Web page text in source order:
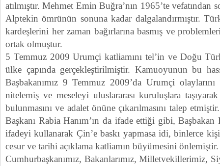
atılmıştır. Mehmet Emin Buğra’nın 1965’te vefatından
Alptekin ömrünün sonuna kadar dalgalandırmıştır.
kardeşlerini her zaman bağırlarına basmış ve
ortak olmuştur.
5 Temmuz 2009 Urumçi katliamını tel’in ve Doğu
ülke çapında gerçekleştirilmiştir. Kamuoyunun bu
Başbakanımız 9 Temmuz 2009’da Urumçi olaylarını
nitelemiş ve meseleyi uluslararası kuruluşlara
bulunmasını ve adalet önüne çıkarılmasını talep
Başkanı Rabia Hanım’ın da ifade ettiği gibi,
ifadeyi kullanarak Çin’e baskı yapmasa idi, binlerce
cesur ve tarihi açıklama katliamın büyümesini önlemiştir.
Cumhurbaşkanımız, Bakanlarımız, Milletvekillerimiz,